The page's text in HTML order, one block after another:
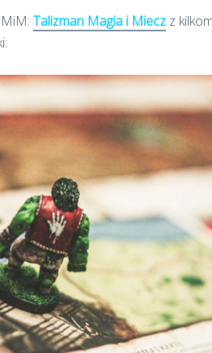
Talizman Magia i Mieczz